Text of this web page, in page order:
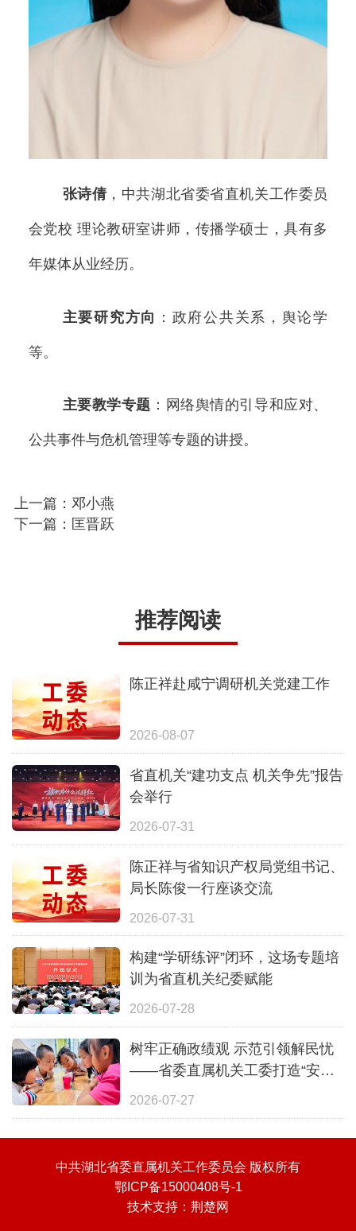
张诗倩，中共湖北省委省直机关工作委员
会党校 理论教研室讲师，传播学硕士，具有多
年媒体从业经历。
主要研究方向 ：政府公共关系，舆论学
等。
主要教学专题 ：网络舆情的引导和应对、
公共事件与危机管理等专题的讲授。
上一篇：邓小燕
下一篇：匡晋跃
推荐阅读
陈正祥赴咸宁调研机关党建工作
2026-08-07
省直机关“建功支点 机关争先”报告
会举行
2026-07-31
陈正祥与省知识产权局党组书记、
局长陈俊一行座谈交流
2026-07-31
构建“学研练评”闭环，这场专题培
训为省直机关纪委赋能
2026-07-28
树牢正确政绩观 示范引领解民忧
——省委直属机关工委打造“安心
一夏”全覆盖暑期照护体系
2026-07-27
中共湖北省委直属机关工作委员会 版权所有
鄂ICP备15000408号-1
技术支持： 荆楚网